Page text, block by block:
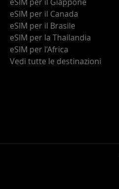
eSIM per il Canada
eSIM per il Brasile
eSIM per la Thailandia
eSIM per l’Africa
Vedi tutte le destinazioni